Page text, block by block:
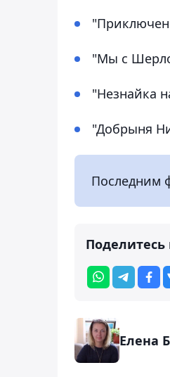
"Мы с
"Незнайка
"Добрыня
Последним
Поделитесь
Елена